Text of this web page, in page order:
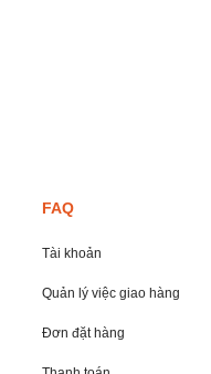
FAQ
Tài khoản
Quản lý việc giao hàng
Đơn đặt hàng